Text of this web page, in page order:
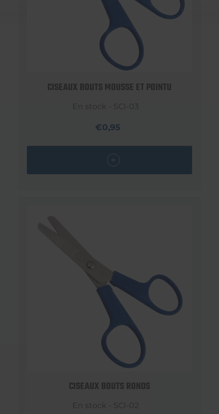
CISEAUX BOUTS MOUSSE ET POINTU
En stock - SCI-03
€0,95
CISEAUX BOUTS RONDS
En stock - SCI-02